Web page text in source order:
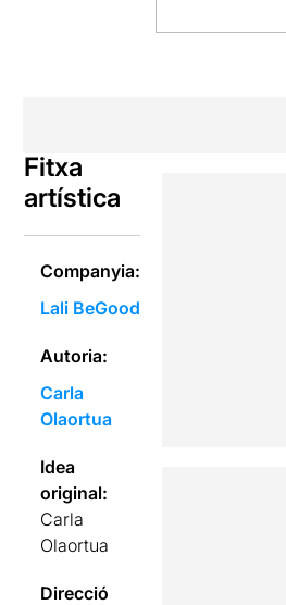
Fitxa
artística
Companyia:
Lali BeGood
Autoria:
Carla
Olaortua
Idea
original:
Carla
Olaortua
Direcció